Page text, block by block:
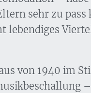
sehr zu pass
lebendiges
von 1940 im
–